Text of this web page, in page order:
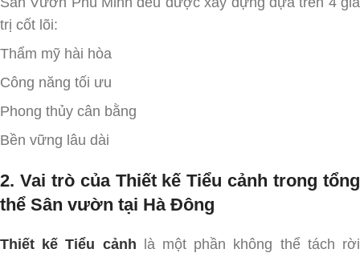
trị cốt lõi:
Thẩm mỹ hài hòa
Công năng tối ưu
Phong thủy cân bằng
Bền vững lâu dài
2. Vai trò của Thiết kế Tiểu cảnh trong tổng
thể Sân vườn tại Hà Đông
Thiết kế Tiểu cảnh là một phần không thể tách rời